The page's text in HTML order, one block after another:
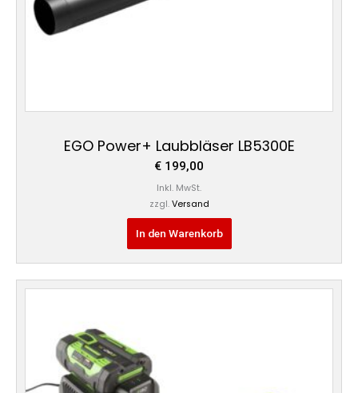
EGO Power+ Laubbläser LB5300E
€ 199,00
Inkl. MwSt.
zzgl. Versand
In den Warenkorb